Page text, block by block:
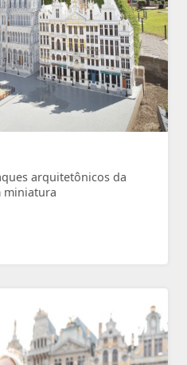
arquitetônicos da
miniatura